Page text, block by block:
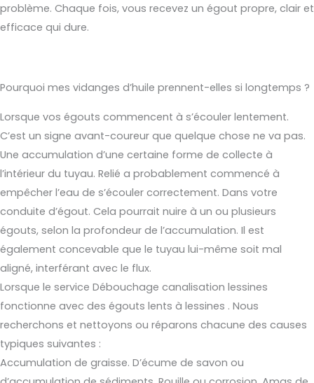
problème. Chaque fois, vous recevez un égout propre, clair et
efficace qui dure.
Pourquoi mes vidanges d’huile prennent-elles si longtemps ?
Lorsque vos égouts commencent à s’écouler lentement.
C’est un signe avant-coureur que quelque chose ne va pas.
Une accumulation d’une certaine forme de collecte à
l’intérieur du tuyau. Relié a probablement commencé à
empêcher l’eau de s’écouler correctement. Dans votre
conduite d’égout. Cela pourrait nuire à un ou plusieurs
égouts, selon la profondeur de l’accumulation. Il est
également concevable que le tuyau lui-même soit mal
aligné, interférant avec le flux.
Lorsque le service Débouchage canalisation lessines
fonctionne avec des égouts lents à lessines . Nous
recherchons et nettoyons ou réparons chacune des causes
typiques suivantes :
Accumulation de graisse. D’écume de savon ou